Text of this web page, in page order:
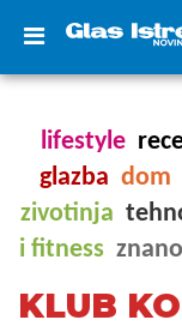
lifestyle
glazba dom
zivotinja
i fitness
KLUB